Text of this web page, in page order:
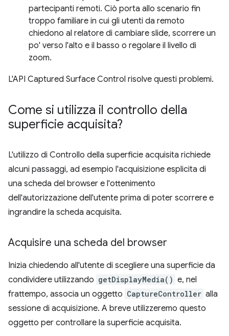
partecipanti remoti. Ciò porta allo scenario fin
troppo familiare in cui gli utenti da remoto
chiedono al relatore di cambiare slide, scorrere un
po' verso l'alto e il basso o regolare il livello di
zoom.
L'API Captured Surface Control risolve questi problemi.
Come si utilizza il controllo della
superficie acquisita?
L'utilizzo di Controllo della superficie acquisita richiede
alcuni passaggi, ad esempio l'acquisizione esplicita di
una scheda del browser e l'ottenimento
dell'autorizzazione dell'utente prima di poter scorrere e
ingrandire la scheda acquisita.
Acquisire una scheda del browser
Inizia chiedendo all'utente di scegliere una superficie da
condividere utilizzando getDisplayMedia() e, nel
frattempo, associa un oggetto CaptureController alla
sessione di acquisizione. A breve utilizzeremo questo
oggetto per controllare la superficie acquisita.